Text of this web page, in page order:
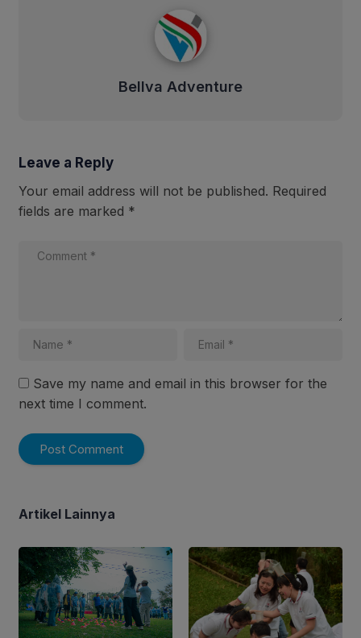
Bellva Adventure
Leave a Reply
Your email address will not be published. Required
fields are marked *
Save my name and email in this browser for the
next time I comment.
Artikel Lainnya